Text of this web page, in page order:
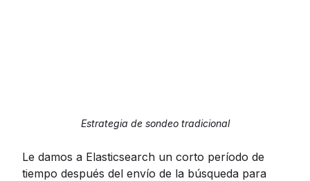
Estrategia de sondeo tradicional
Le damos a Elasticsearch un corto período de
tiempo después del envío de la búsqueda para